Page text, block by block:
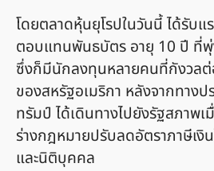
โดยตลาดหุ้นยุโรปในวันนี้ ได้รับ
ตอบแทนพันธบัตร อายุ 10 ปี ที่
ซึ่งก็มีนักลงทุนหลายคนที่กังวล
ของสหรัฐอเมริกา หลังจากทางป
ทรัมป์ ได้เดินทางไปยังรัฐสภาพเ
ร่างกฎหมายปรับลดอัตราภาษีเงิ
และนิติบุคคล